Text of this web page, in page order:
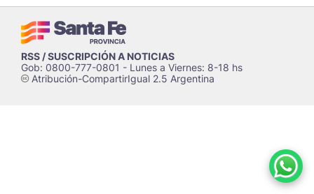
RSS / SUSCRIPCIÓN A NOTICIAS
Gob: 0800-777-0801 - Lunes a Viernes: 8-18 hs
cAtribución-CompartirIgual 2.5 Argentina